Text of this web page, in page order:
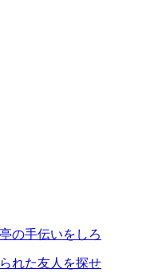
の手伝いをしろ
れた友人を探せ